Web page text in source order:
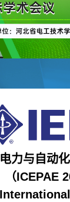
力与自动
（ICEPAE